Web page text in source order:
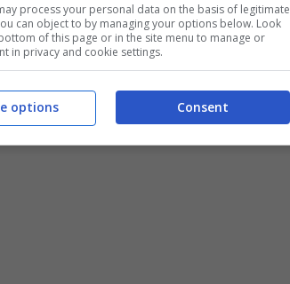
process your personal data on the basis of legitimate
can object to by managing your options below. Look
of this page or in the site menu to manage or
in privacy and cookie settings.
Consent
options